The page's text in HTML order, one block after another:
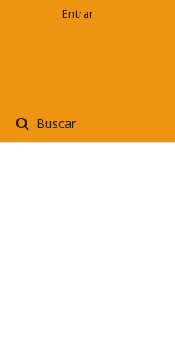
Buscar
Entrar